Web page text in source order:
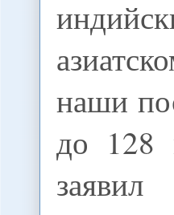
наши
до 128